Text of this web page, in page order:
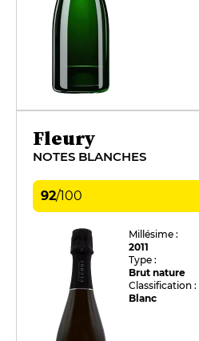
Fleury
NOTES BLANCHES
92/100
Millésime :
2011
Type :
Brut nature
Classification :
Blanc